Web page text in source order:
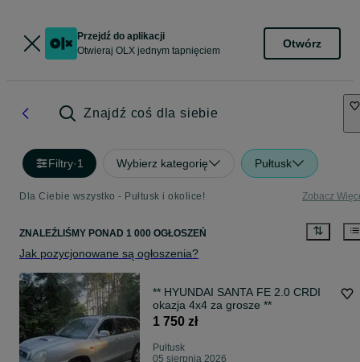
Przejdź do aplikacji
Otwieraj OLX jednym tapnięciem
Otwórz
Znajdź coś dla siebie
Filtry·1 Wybierz kategorię Pułtusk
Dla Ciebie wszystko - Pułtusk i okolice! Zobacz
ZNALEŹLIŚMY PONAD 1 000 OGŁOSZEŃ
Jak pozycjonowane są ogłoszenia?
** HYUNDAI SANTA FE 2.0 CRDI
okazja 4x4 za grosze **
1 750 zł
Pułtusk
05 sierpnia 2026